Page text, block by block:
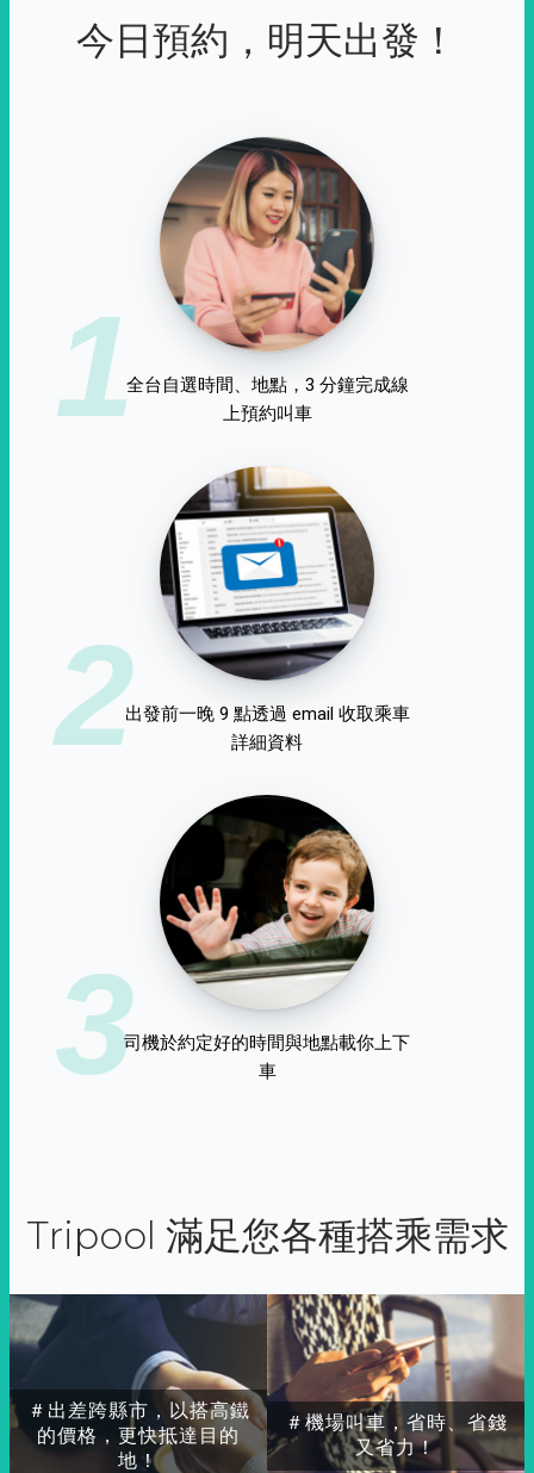
今日預約，明天出發！
1全台自選時間、地點，3 分鐘完成線
上預約叫車
2出發前一晚 9 點透過 email 收取乘車
詳細資料
3司機於約定好的時間與地點載你上下
車
Tripool 滿足您各種搭乘需求
＃出差跨縣市，以搭高鐵
的價格，更快抵達目的
地！
＃機場叫車，省時、省錢
又省力！